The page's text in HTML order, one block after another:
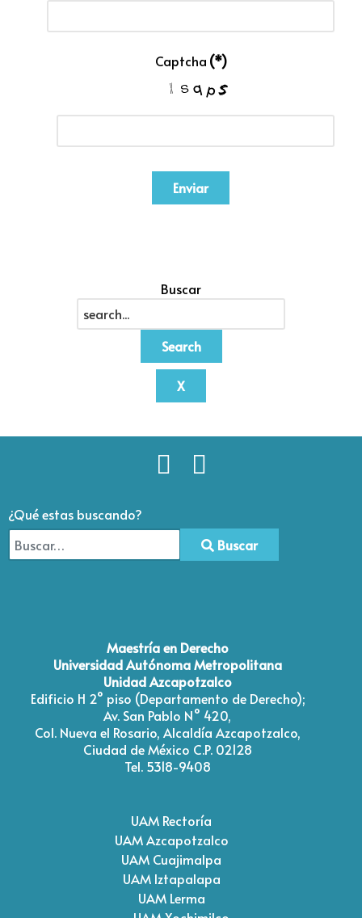
Captcha (*)
Enviar
Buscar
Search
X
¿Qué estas buscando?
Buscar
Maestría en Derecho
Universidad Autónoma Metropolitana
Unidad Azcapotzalco
Edificio H 2° piso (Departamento de Derecho);
Av. San Pablo N° 420,
Col. Nueva el Rosario, Alcaldía Azcapotzalco,
Ciudad de México C.P. 02128
Tel. 5318-9408
UAM Rectoría
UAM Azcapotzalco
UAM Cuajimalpa
UAM Iztapalapa
UAM Lerma